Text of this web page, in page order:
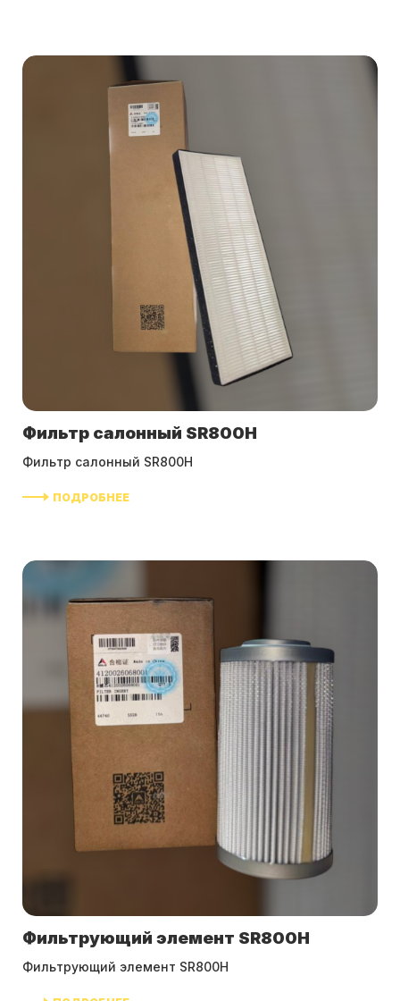
Фильтр салонный SR800H
Фильтр салонный SR800H
ПОДРОБНЕЕ
Фильтрующий элемент SR800H
Фильтрующий элемент SR800H